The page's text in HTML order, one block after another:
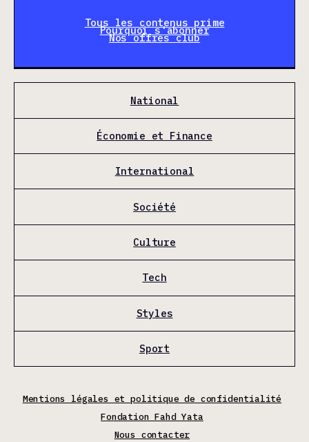
Tous les contenus prime
Pourquoi s'abonner
Nos offres club
National
Économie et Finance
International
Société
Culture
Tech
Styles
Sport
Mentions légales et politique de confidentialité
Fondation Fahd Yata
Nous contacter